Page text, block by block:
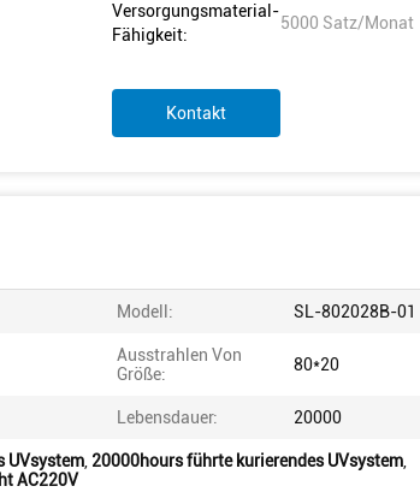
Versorgungsmaterial-
Fähigkeit:
5000 Satz/Monat
Kontakt
Modell: SL-802028B-01
Ausstrahlen Von
Größe:
80*20
Lebensdauer: 20000
UVsystem 20000hours führte kurierendes UVsystem
AC220V